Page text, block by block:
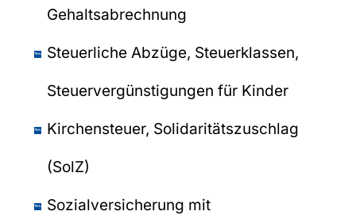
Gehaltsabrechnung
Steuerliche Abzüge, Steuerklassen,
Steuervergünstigungen für Kinder
Kirchensteuer, Solidaritätszuschlag
(SolZ)
Sozialversicherung mit